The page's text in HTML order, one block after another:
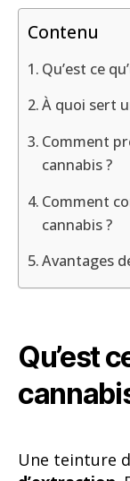
Contenu
Qu’est ce
À quoi sert
Comment
cannabis ?
Comment
cannabis ?
Avantages
Qu’est
Une teinture